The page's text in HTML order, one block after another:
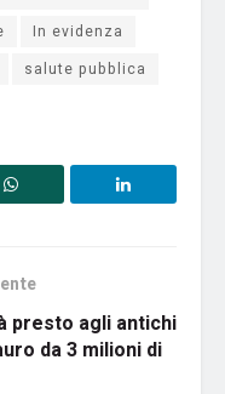
In evidenza
salute pubblica
presto agli antichi
da 3 milioni di